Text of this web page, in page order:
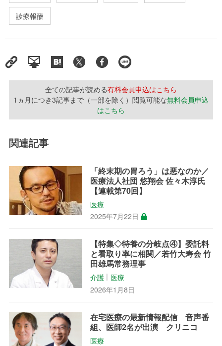
診療報酬
全ての記事が読める有料会員申込はこちら
1ヵ月につき3記事まで（一部を除く）閲覧可能な無料会員申込
はこちら
関連記事
「終末期の胃ろう」は悪なのか／
医療法人社団 悠翔会 佐々木淳氏
【連載第70回】
医療
2025年7月22日
【特集◇特養の分岐点④】委託料
と看取り率に相関／若竹大寿会 竹
田雄馬常務理事
介護 │医療
2026年1月8日
在宅医療の最新情報配信 音声番
組、医師2名が出演 クリニコ
医療